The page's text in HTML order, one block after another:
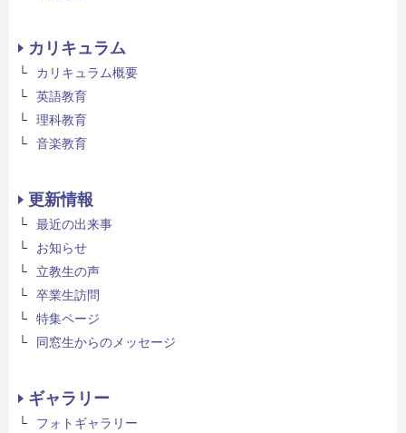
カリキュラム
カリキュラム概要
英語教育
理科教育
音楽教育
更新情報
最近の出来事
お知らせ
立教生の声
卒業生訪問
特集ページ
同窓生からのメッセージ
ギャラリー
フォトギャラリー